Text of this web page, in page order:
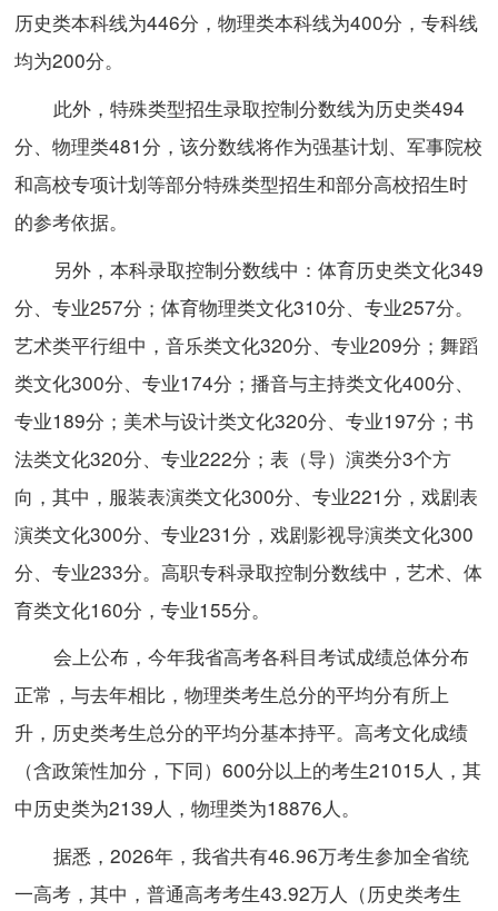
历史类本科线为446分，物理类本科线为400分，专科线
均为200分。
此外，特殊类型招生录取控制分数线为历史类494
分、物理类481分，该分数线将作为强基计划、军事院校
和高校专项计划等部分特殊类型招生和部分高校招生时
的参考依据。
另外，本科录取控制分数线中：体育历史类文化349
分、专业257分；体育物理类文化310分、专业257分。
艺术类平行组中，音乐类文化320分、专业209分；舞蹈
类文化300分、专业174分；播音与主持类文化400分、
专业189分；美术与设计类文化320分、专业197分；书
法类文化320分、专业222分；表（导）演类分3个方
向，其中，服装表演类文化300分、专业221分，戏剧表
演类文化300分、专业231分，戏剧影视导演类文化300
分、专业233分。高职专科录取控制分数线中，艺术、体
育类文化160分，专业155分。
会上公布，今年我省高考各科目考试成绩总体分布
正常，与去年相比，物理类考生总分的平均分有所上
升，历史类考生总分的平均分基本持平。高考文化成绩
（含政策性加分，下同）600分以上的考生21015人，其
中历史类为2139人，物理类为18876人。
据悉，2026年，我省共有46.96万考生参加全省统
一高考，其中，普通高考考生43.92万人（历史类考生